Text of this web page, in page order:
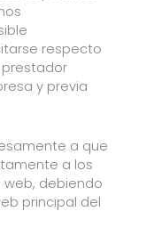
respecto
prestador
y previa
a que
a los
debiendo
principal del